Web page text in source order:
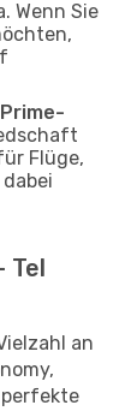
Wenn Sie
Flüge,
Tel
an
perfekte